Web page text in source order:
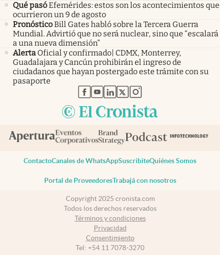
Qué pasóEfemérides: estos son los acontecimientos que
ocurrieron un 9 de agosto
PronósticoBill Gates habló sobre la Tercera Guerra
Mundial. Advirtió que no será nuclear, sino que “escalará
a una nueva dimensión”
Alerta Oficial y confirmado| CDMX, Monterrey,
Guadalajara y Cancún prohibirán el ingreso de
ciudadanos que hayan postergado este trámite con su
pasaporte
abre en nueva pestaña
abre en nueva pestaña
abre en nueva pestaña
abre en nueva pestaña
abre en nueva pestaña
ContactoCanales de WhatsAppSuscribiteQuiénes Somos
Portal de ProveedoresTrabajá con nosotros
Copyright 2025 cronista.com
Todos los derechos reservados
Términos y condiciones
Privacidad
Consentimiento
Tel: +54 11 7078-3270